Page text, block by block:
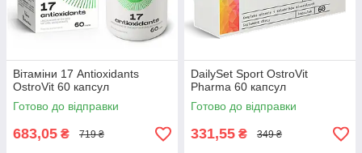
Вітаміни 17 Antioxidants
OstroVit 60 капсул
Готово до відправки
683,05 ₴ 719 ₴
DailySet Sport OstroVit
Pharma 60 капсул
Готово до відправки
331,55 ₴ 349 ₴